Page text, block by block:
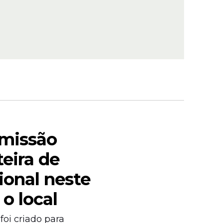
de
neste
local
criado para